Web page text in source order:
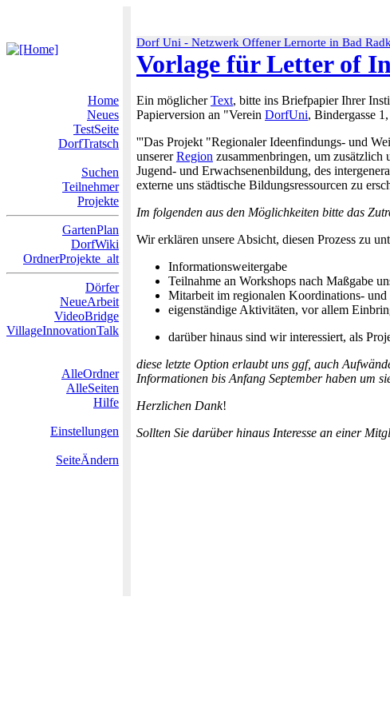
Dorf Uni - Netzwerk Offener Lernorte in Bad
Vorlage für Letter of
Home
Neues
TestSeite
DorfTratsch
Suchen
Teilnehmer
Projekte
GartenPlan
DorfWiki
OrdnerProjekte_alt
Dörfer
NeueArbeit
VideoBridge
VillageInnovationTalk
AlleOrdner
AlleSeiten
Hilfe
Einstellungen
SeiteÄndern
Ein möglicherText, bitte ins Briefpapier Ihrer
Papierversion an "Verein DorfUni, Bindergasse
'''Das Projekt "Regionaler Ideenfindungs- und
unsererRegion zusammenbringen, um
Jugend- und Erwachsenenbildung, des
externe uns städtische Bildungsressourcen zu
Im folgenden aus den Möglichkeiten bitte das
Wir erklären unsere Absicht, diesen Prozess zu
Informationsweitergabe
Teilnahme an Workshops nach Maßgabe
Mitarbeit im regionalen Koordinations-
eigenständige Aktivitäten, vor allem
darüber hinaus sind wir interessiert, als
diese letzte Option erlaubt uns ggf, auch
Informationen bis Anfang September haben um
Herzlichen Dank!
Sollten Sie darüber hinaus Interesse an einer